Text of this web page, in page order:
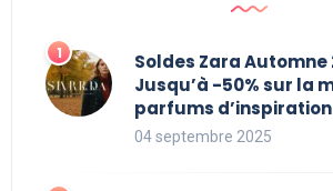
Soldes Zara Automne
Jusqu’à -50% sur la
parfums d’inspiration
04 septembre 2025